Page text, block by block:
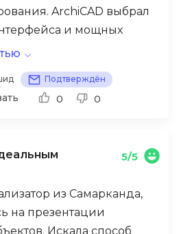
ArchiCAD выбрал
и мощных
помог разобраться с
информационных
интересным стал
медресе XVIII века —
Научился
точек лазерного
сложные
точно рассчитать
Подтверждён
0 0
5/5
из Самарканда,
на презентации
Искала способ